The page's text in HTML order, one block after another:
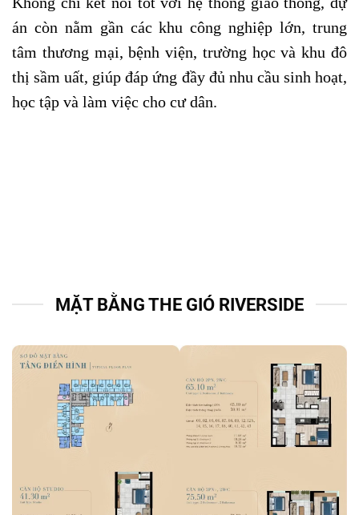
án còn nằm gần các khu công nghiệp lớn, trung
tâm thương mại, bệnh viện, trường học và khu đô
thị sầm uất, giúp đáp ứng đầy đủ nhu cầu sinh hoạt,
học tập và làm việc cho cư dân.
MẶT BẰNG THE GIÓ RIVERSIDE